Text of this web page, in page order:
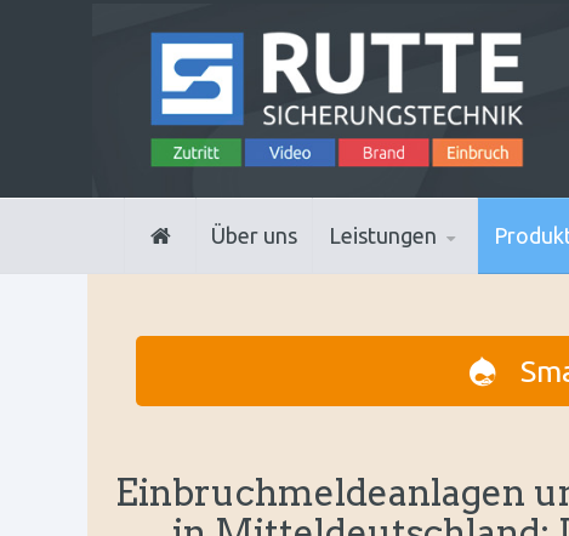
Über uns Leistungen
Einbruchmeldeanlagen